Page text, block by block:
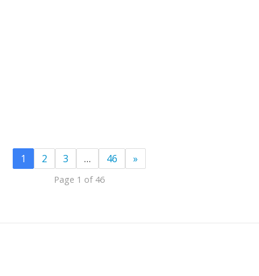
1 2 3 … 46 »
Page 1 of 46